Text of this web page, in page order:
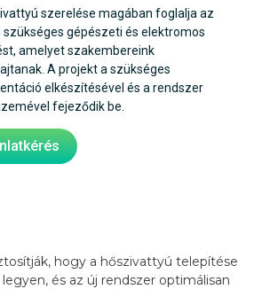
szerelése magában foglalja az
szükséges gépészeti és elektromos
amelyet szakembereink
A projekt a szükséges
elkészítésével és a rendszer
fejeződik be.
hogy a hőszivattyú telepítése
és az új rendszer optimálisan